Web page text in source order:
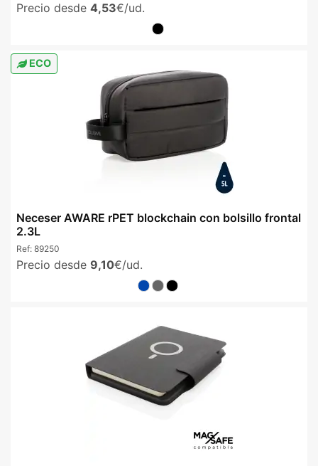
Precio desde 4,53€/ud.
ECO
Neceser AWARE rPET blockchain con bolsillo frontal
2.3L
Ref: 89250
Precio desde 9,10€/ud.